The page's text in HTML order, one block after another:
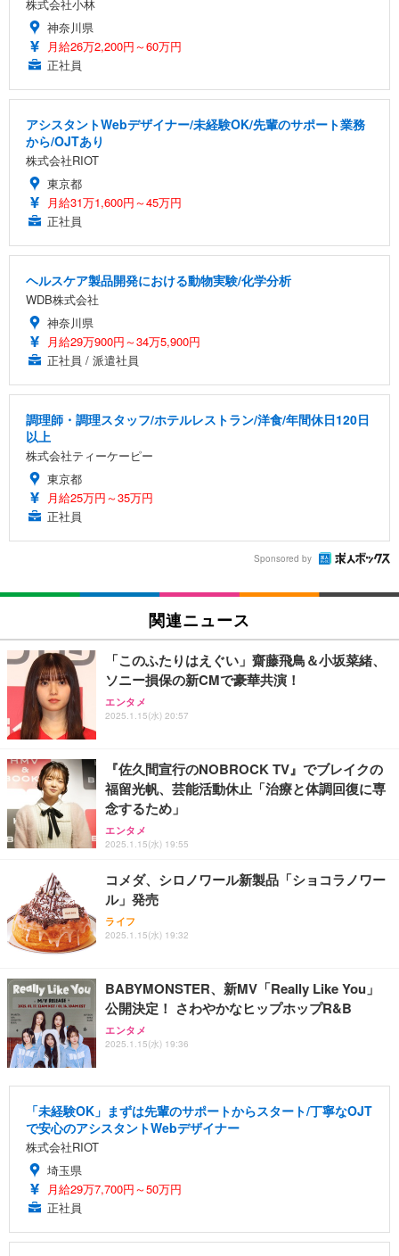
株式会社小林
神奈川県
月給26万2,200円～60万円
正社員
アシスタントWebデザイナー/未経験OK/先輩のサポート業務
から/OJTあり
株式会社RIOT
東京都
月給31万1,600円～45万円
正社員
ヘルスケア製品開発における動物実験/化学分析
WDB株式会社
神奈川県
月給29万900円～34万5,900円
正社員 / 派遣社員
調理師・調理スタッフ/ホテルレストラン/洋食/年間休日120日
以上
株式会社ティーケーピー
東京都
月給25万円～35万円
正社員
Sponsored by
関連ニュース
「このふたりはえぐい」齋藤飛鳥＆小坂菜緒、
ソニー損保の新CMで豪華共演！
エンタメ
2025.1.15(水) 20:57
『佐久間宣行のNOBROCK TV』でブレイクの
福留光帆、芸能活動休止「治療と体調回復に専
念するため」
エンタメ
2025.1.15(水) 19:55
コメダ、シロノワール新製品「ショコラノワー
ル」発売
ライフ
2025.1.15(水) 19:32
BABYMONSTER、新MV「Really Like You」
公開決定！ さわやかなヒップホップR&B
エンタメ
2025.1.15(水) 19:36
「未経験OK」まずは先輩のサポートからスタート/丁寧なOJT
で安心のアシスタントWebデザイナー
株式会社RIOT
埼玉県
月給29万7,700円～50万円
正社員